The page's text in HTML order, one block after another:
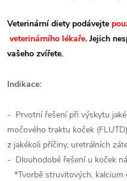
Veterinární diety podávejte
veterinárního lékaře. Jejich
vašeho zvířete.
Indikace:
- Prvotní řešení při výskytu
močového traktu koček
z jakékoli příčiny, uretrálních
- Dlouhodobé řešení u koček
*Tvorbě struvitových, kalcium